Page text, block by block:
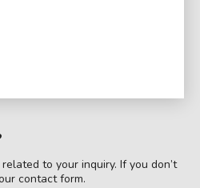
to your inquiry. If you don’t
contact form.